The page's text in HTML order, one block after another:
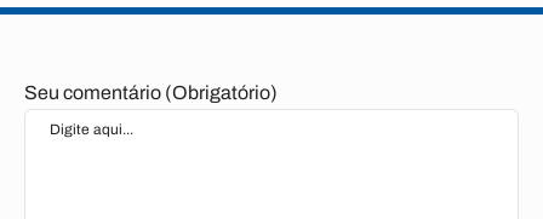
Seu comentário (Obrigatório)